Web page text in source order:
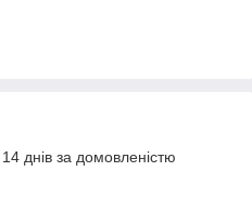
днів за домовленістю